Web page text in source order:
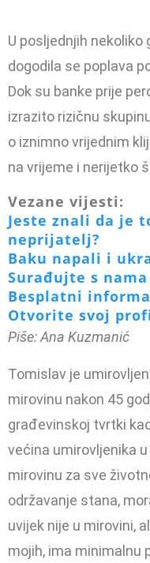
U posljednjih
dogodila se poplava
Dok su banke prije
izrazito rizičnu
o iznimno vrijednim
na vrijeme i nerijetko
Vezane vijesti:
Jeste znali da je
neprijatelj?
Baku napali i
Surađujte s nama
Besplatni
Otvorite svoj
Piše: Ana Kuzmanić
Tomislav je
mirovinu na­kon 45
građevinskoj tvrtki
većina umirovljenika
mirovinu za sve
održavanje stana,
uvijek nije u mirovini,
mojih, ima minimal­nu